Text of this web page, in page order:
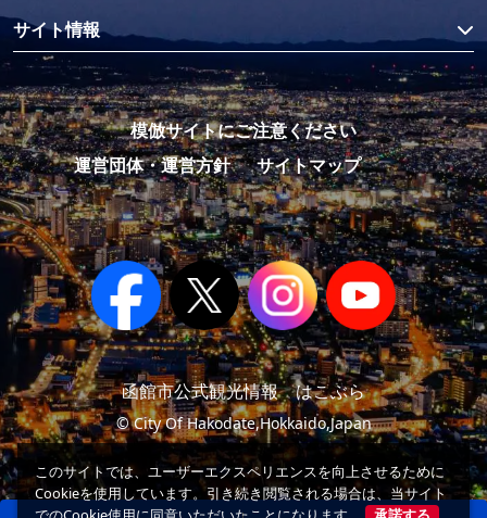
サイト情報
模倣サイトにご注意ください
運営団体・運営方針
サイトマップ
函館市公式観光情報 はこぶら
© City Of Hakodate,Hokkaido,Japan
このサイトでは、ユーザーエクスペリエンスを向上させるために
Cookieを使用しています。引き続き閲覧される場合は、当サイト